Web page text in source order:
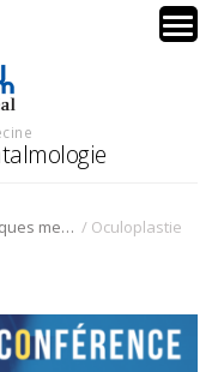
Réunions scientifiques mensuelles / Oculoplastie